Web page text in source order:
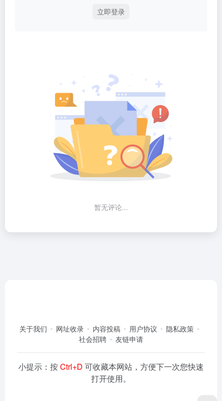
立即登录
暂无评论...
关于我们 网址收录 内容投稿 用户协议
隐私政策
社会招聘
友链申请
小提示：按Ctrl+D 可收藏本网站，方便下一次您快速
打开使用。